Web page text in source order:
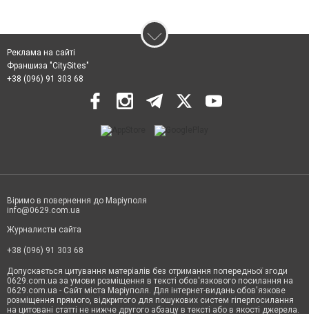
Реклама на сайті
Франшиза "CitySites"
+38 (096) 91 303 68
Віримо в повернення до Маріуполя
info@0629.com.ua
Журналисты сайта
+38 (096) 91 303 68
Допускається цитування матеріалів без отримання попередньої згоди
0629.com.ua за умови розміщення в тексті обов'язкового посилання на
0629.com.ua - Сайт міста Маріуполя. Для інтернет-видань обов'язкове
розміщення прямого, відкритого для пошукових систем гіперпосилання
на цитовані статті не нижче другого абзацу в тексті або в якості джерела.